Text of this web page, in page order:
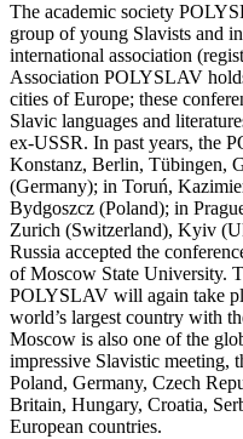
The academic society
group of young Slavists and
international association
Association POLYSLAV
cities of Europe; these
Slavic languages and
ex-USSR. In past years, the
Konstanz, Berlin, Tübingen,
(Germany); in Toruń,
Bydgoszcz (Poland); in
Zurich (Switzerland), Kyiv
Russia accepted the
of Moscow State University.
POLYSLAV will again take
world’s largest country with
Moscow is also one of the
impressive Slavistic meeting,
Poland, Germany, Czech
Britain, Hungary, Croatia,
European countries.